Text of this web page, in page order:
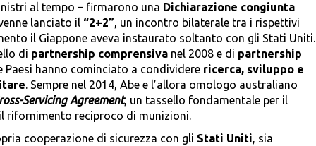
al tempo – firmarono una Dichiarazione congiunta
lanciato il “2+2”, un incontro bilaterale tra i rispettivi
il Giappone aveva instaurato soltanto con gli Stati Uniti.
di partnership comprensiva nel 2008 e di partnership
Paesi hanno cominciato a condividere ricerca, sviluppo e
. Sempre nel 2014, Abe e l’allora omologo australiano
Servicing Agreement, un tassello fondamentale per il
rifornimento reciproco di munizioni.
cooperazione di sicurezza con gli Stati Uniti, sia